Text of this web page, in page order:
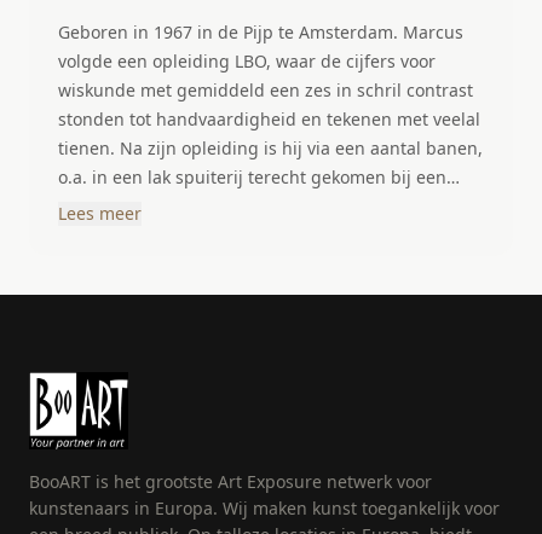
Geboren in 1967 in de Pijp te Amsterdam. Marcus
volgde een opleiding LBO, waar de cijfers voor
wiskunde met gemiddeld een zes in schril contrast
stonden tot handvaardigheid en tekenen met veelal
tienen. Na zijn opleiding is hij via een aantal banen,
o.a. in een lak spuiterij terecht gekomen bij een
drukkerij en heeft daar zijn eerste echte grafische
overgestapt naar een kleine drukkerij in Amsterdam
creatief uiten heeft er bij Marcus altijd ingezeten,
de drang om iets te creëren en ergens mee bezig te
zijn. Het tekenpotlood werd in 2008 ingeruild voor
een doek. Het moest groter en wat grover. Het
“imperfecte” of ruige in schilderijen heeft bij
Lees meer
BooART is het grootste Art Exposure netwerk voor
kunstenaars in Europa. Wij maken kunst toegankelijk voor